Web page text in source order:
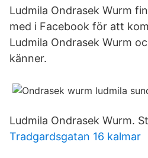
Ludmila Ondrasek Wurm
med i Facebook för att
Ludmila Ondrasek Wurm
känner.
Ludmila Ondrasek Wurm.
Tradgardsgatan 16 kalmar